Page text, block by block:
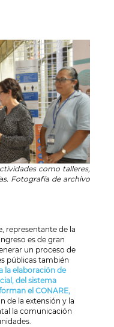
como talleres,
Fotografía de archivo
representante de la
es de gran
un proceso de
públicas también
la elaboración de
del sistema
el CONARE,
de la extensión y la
la comunicación